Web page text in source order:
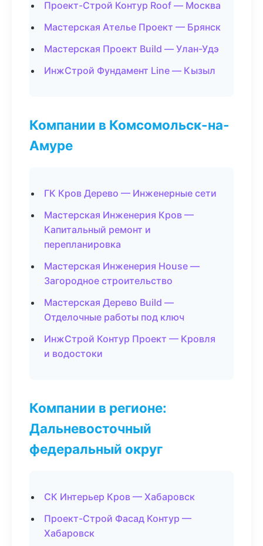
Проект-Строй Контур Roof — Москва
Мастерская Ателье Проект — Брянск
Мастерская Проект Build — Улан-Удэ
ИнжСтрой Фундамент Line — Кызыл
Компании в Комсомольск-на-
Амуре
ГК Кров Дерево — Инженерные сети
Мастерская Инженерия Кров —
Капитальный ремонт и
перепланировка
Мастерская Инженерия House —
Загородное строительство
Мастерская Дерево Build —
Отделочные работы под ключ
ИнжСтрой Контур Проект — Кровля
и водостоки
Компании в регионе:
Дальневосточный
федеральный округ
СК Интерьер Кров — Хабаровск
Проект-Строй Фасад Контур —
Хабаровск